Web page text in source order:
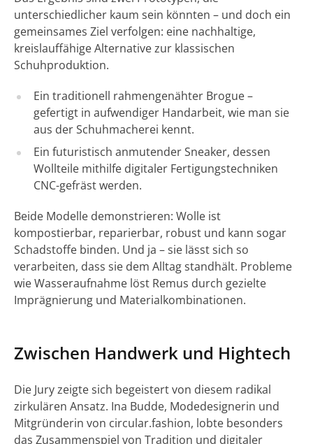
unterschiedlicher kaum sein könnten – und doch ein
gemeinsames Ziel verfolgen: eine nachhaltige,
kreislauffähige Alternative zur klassischen
Schuhproduktion.
Ein traditionell rahmengenähter Brogue –
gefertigt in aufwendiger Handarbeit, wie man sie
aus der Schuhmacherei kennt.
Ein futuristisch anmutender Sneaker, dessen
Wollteile mithilfe digitaler Fertigungstechniken
CNC-gefräst werden.
Beide Modelle demonstrieren: Wolle ist
kompostierbar, reparierbar, robust und kann sogar
Schadstoffe binden. Und ja – sie lässt sich so
verarbeiten, dass sie dem Alltag standhält. Probleme
wie Wasseraufnahme löst Remus durch gezielte
Imprägnierung und Materialkombinationen.
Zwischen Handwerk und Hightech
Die Jury zeigte sich begeistert von diesem radikal
zirkulären Ansatz. Ina Budde, Modedesignerin und
Mitgründerin von circular.fashion, lobte besonders
das Zusammenspiel von Tradition und digitaler